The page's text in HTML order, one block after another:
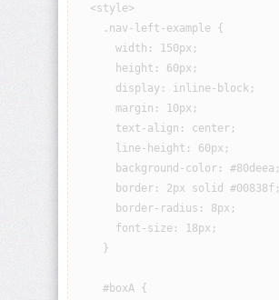
background-
clip
background-
color
background-
image
background-
origin
background-
position
  <style>
    .nav-left-example {
      width: 150px;
      height: 60px;
      display: inline-block;
      margin: 10px;
      text-align: center;
      line-height: 60px;
      background-color: #80deea;
      border: 2px solid #00838f;
      border-radius: 8px;
      font-size: 18px;
    }
    #boxA {